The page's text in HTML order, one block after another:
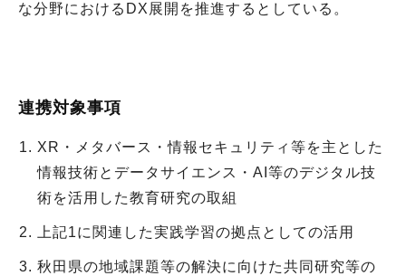
な分野におけるDX展開を推進するとしている。
連携対象事項
XR・メタバース・情報セキュリティ等を主とした
情報技術とデータサイエンス・AI等のデジタル技
術を活用した教育研究の取組
上記1に関連した実践学習の拠点としての活用
秋田県の地域課題等の解決に向けた共同研究等の